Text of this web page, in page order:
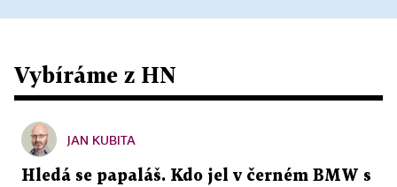
Vybíráme z HN
JAN KUBITA
Hledá se papaláš. Kdo jel v černém BMW s